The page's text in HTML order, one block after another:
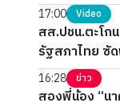
17:00 Video
สส.ปชน.ตะโก
รัฐสภาไทย ซั
16:28 ข่าว
สองพี่น้อง “น